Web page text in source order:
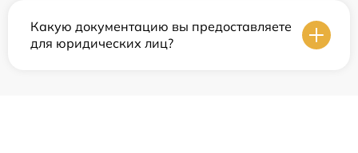
Какую документацию вы предоставляете
для юридических лиц?